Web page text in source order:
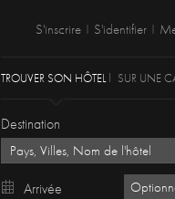
S'inscrire | S'identifier |
TROUVER SON HÔTEL SUR UNE
Destination
Arrivée